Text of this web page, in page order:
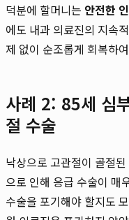
덕분에 할머니는 안전한
에도 내과 의료진의 지속
제 없이 순조롭게 회복하
사례 2: 85세 심
절 수술
낙상으로 고관절이 골절
으로 인해 응급 수술이 매
수술을 포기해야 할지도